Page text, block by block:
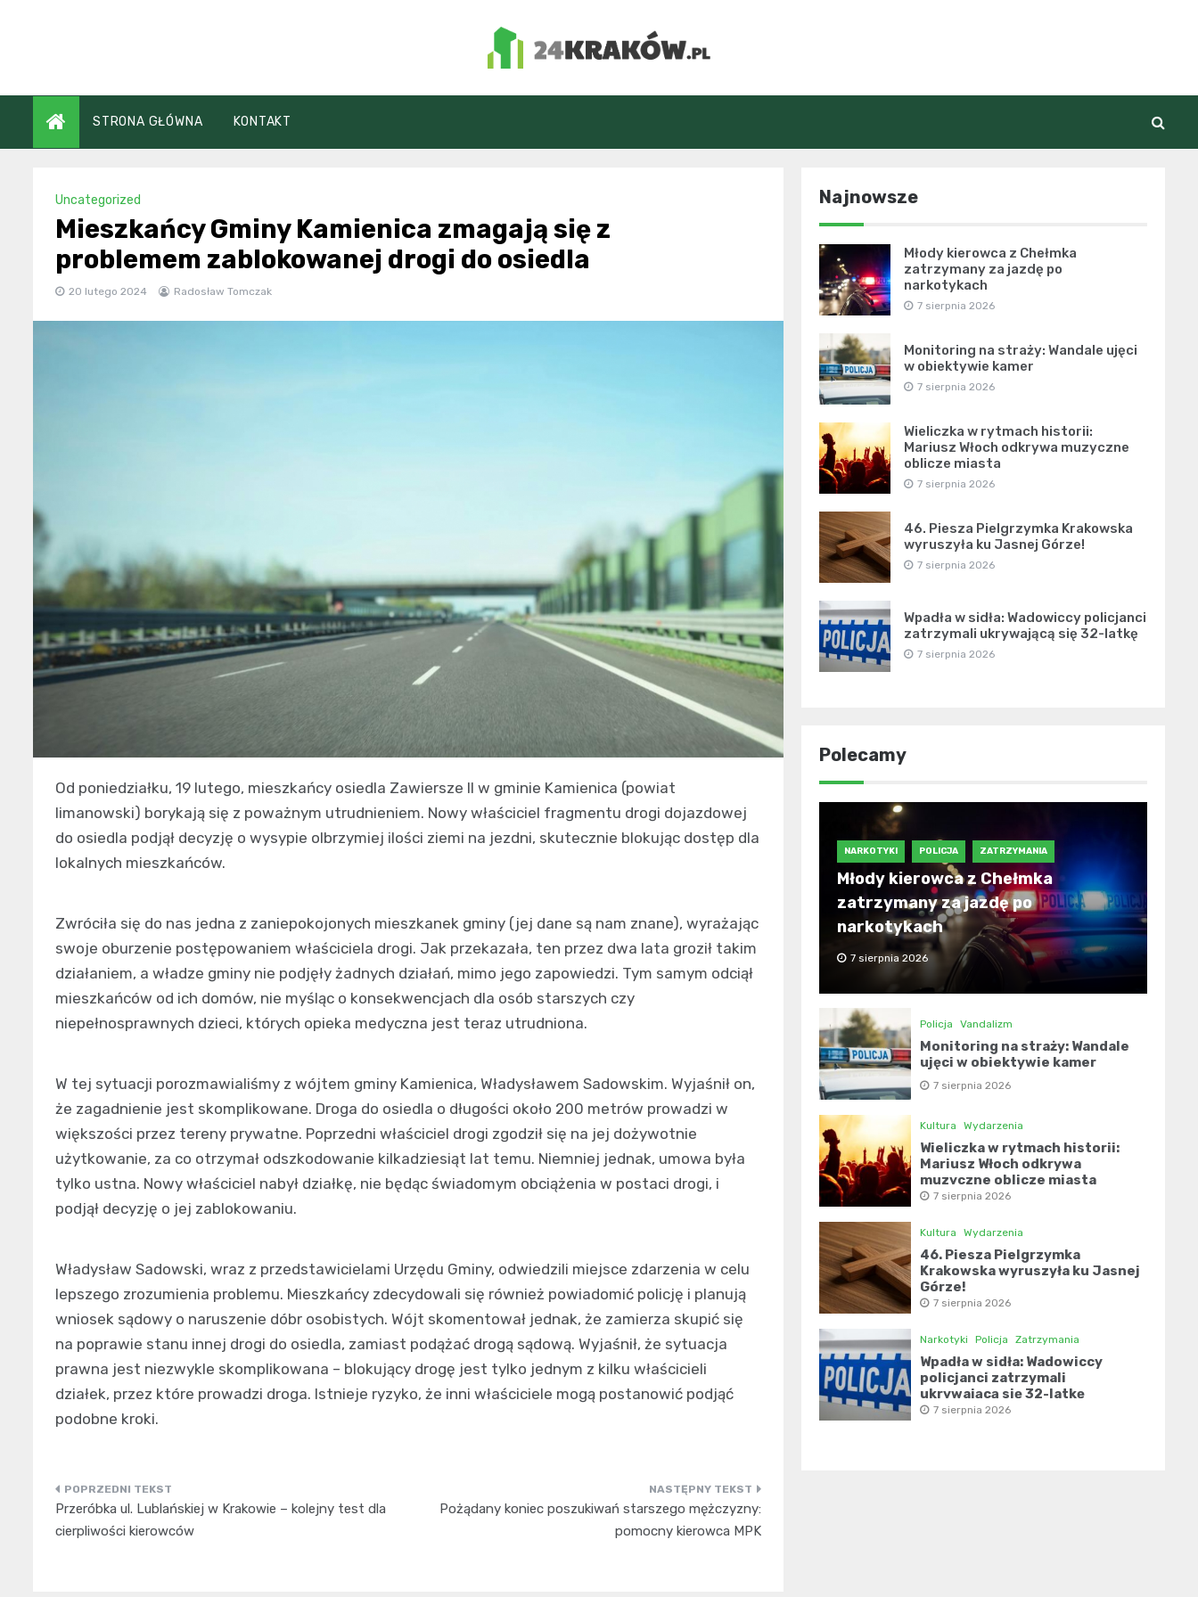
24Kraków.pl
STRONA GŁÓWNA KONTAKT
Uncategorized
Mieszkańcy Gminy Kamienica zmagają się z
problemem zablokowanej drogi do osiedla
20 lutego 2024 Radosław Tomczak
Od poniedziałku, 19 lutego, mieszkańcy osiedla Zawiersze II w gminie Kamienica (powiat
limanowski) borykają się z poważnym utrudnieniem. Nowy właściciel fragmentu drogi dojazdowej
do osiedla podjął decyzję o wysypie olbrzymiej ilości ziemi na jezdni, skutecznie blokując dostęp dla
lokalnych mieszkańców.
Zwróciła się do nas jedna z zaniepokojonych mieszkanek gminy (jej dane są nam znane), wyrażając
swoje oburzenie postępowaniem właściciela drogi. Jak przekazała, ten przez dwa lata groził takim
działaniem, a władze gminy nie podjęły żadnych działań, mimo jego zapowiedzi. Tym samym odciął
mieszkańców od ich domów, nie myśląc o konsekwencjach dla osób starszych czy
niepełnosprawnych dzieci, których opieka medyczna jest teraz utrudniona.
W tej sytuacji porozmawialiśmy z wójtem gminy Kamienica, Władysławem Sadowskim. Wyjaśnił on,
że zagadnienie jest skomplikowane. Droga do osiedla o długości około 200 metrów prowadzi w
większości przez tereny prywatne. Poprzedni właściciel drogi zgodził się na jej dożywotnie
użytkowanie, za co otrzymał odszkodowanie kilkadziesiąt lat temu. Niemniej jednak, umowa była
tylko ustna. Nowy właściciel nabył działkę, nie będąc świadomym obciążenia w postaci drogi, i
podjął decyzję o jej zablokowaniu.
Władysław Sadowski, wraz z przedstawicielami Urzędu Gminy, odwiedzili miejsce zdarzenia w celu
lepszego zrozumienia problemu. Mieszkańcy zdecydowali się również powiadomić policję i planują
wniosek sądowy o naruszenie dóbr osobistych. Wójt skomentował jednak, że zamierza skupić się
na poprawie stanu innej drogi do osiedla, zamiast podążać drogą sądową. Wyjaśnił, że sytuacja
prawna jest niezwykle skomplikowana – blokujący drogę jest tylko jednym z kilku właścicieli
działek, przez które prowadzi droga. Istnieje ryzyko, że inni właściciele mogą postanowić podjąć
podobne kroki.
Nawigacja
wpisu
Przeróbka ul. Lublańskiej w Krakowie – kolejny test dla
cierpliwości kierowców
Pożądany koniec poszukiwań starszego mężczyzny:
pomocny kierowca MPK
Najnowsze
Młody kierowca z Chełmka
zatrzymany za jazdę po
narkotykach
7 sierpnia 2026
Monitoring na straży: Wandale ujęci
w obiektywie kamer
7 sierpnia 2026
Wieliczka w rytmach historii:
Mariusz Włoch odkrywa muzyczne
oblicze miasta
7 sierpnia 2026
46. Piesza Pielgrzymka Krakowska
wyruszyła ku Jasnej Górze!
7 sierpnia 2026
Wpadła w sidła: Wadowiccy policjanci
zatrzymali ukrywającą się 32-latkę
7 sierpnia 2026
Polecamy
NARKOTYKI POLICJA ZATRZYMANIA
Młody kierowca z Chełmka
zatrzymany za jazdę po
narkotykach
7 sierpnia 2026
Policja Vandalizm
Monitoring na straży: Wandale
ujęci w obiektywie kamer
7 sierpnia 2026
Kultura Wydarzenia
Wieliczka w rytmach historii:
Mariusz Włoch odkrywa
muzyczne oblicze miasta
7 sierpnia 2026
Kultura Wydarzenia
46. Piesza Pielgrzymka
Krakowska wyruszyła ku Jasnej
Górze!
7 sierpnia 2026
Narkotyki Policja Zatrzymania
Wpadła w sidła: Wadowiccy
policjanci zatrzymali
ukrywającą się 32-latkę
7 sierpnia 2026